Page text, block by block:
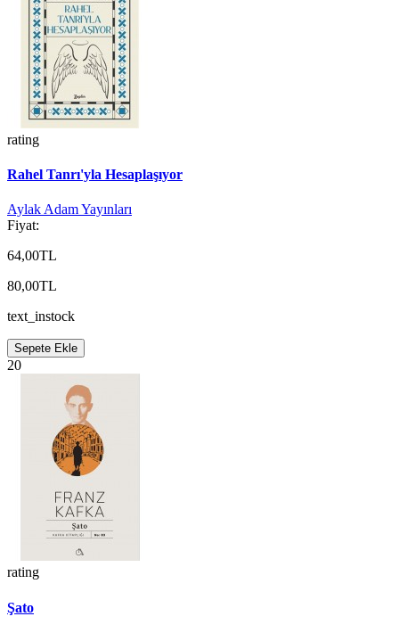
rating
Rahel Tanrı'yla Hesaplaşıyor
Aylak Adam Yayınları
Fiyat:
64,00TL
80,00TL
text_instock
Sepete Ekle
20
rating
Şato